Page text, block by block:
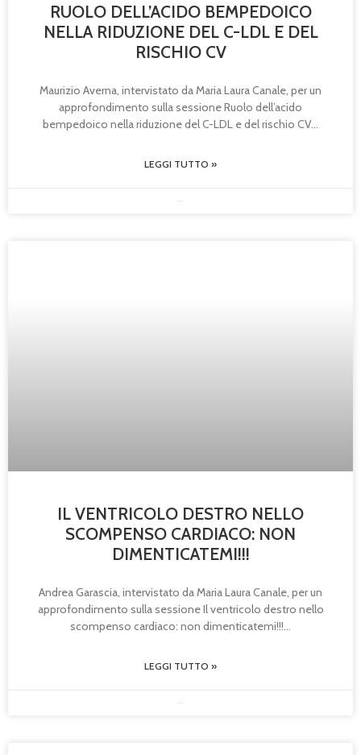
RUOLO DELL’ACIDO BEMPEDOICO
NELLA RIDUZIONE DEL C-LDL E DEL
RISCHIO CV
Maurizio Averna, intervistato da Maria Laura Canale, per un
approfondimento sulla sessione Ruolo dell’acido
bempedoico nella riduzione del C-LDL e del rischio CV
LEGGI TUTTO »
IL VENTRICOLO DESTRO NELLO
SCOMPENSO CARDIACO: NON
DIMENTICATEMI!!!
Andrea Garascia, intervistato da Maria Laura Canale, per un
approfondimento sulla sessione Il ventricolo destro nello
scompenso cardiaco: non dimenticatemi!!!
LEGGI TUTTO »